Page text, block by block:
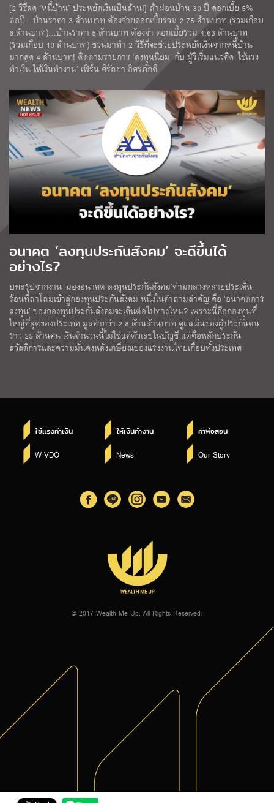
[2 วิธีลด “หนี้บ้าน” ประหยัดเงินเป็นล้าน!] ถ้าผ่อนบ้าน 30 ปี ดอกเบี้ย 5%
ต่อปี…บ้านราคา 3 ล้านบาท ต้องจ่ายดอกเบี้ยรวม 2.75 ล้านบาท (รวมเกือบ
6 ล้านบาท)…บ้านราคา 5 ล้านบาท ต้องจ่า ดอกเบี้ยรวม 4.63 ล้านบาท
(รวมเกือบ 10 ล้านบาท) ชวนมาทำ 2 วิธีที่จะช่วยประหยัดเงินจากหนี้บ้าน
มากสุด 4 ล้านบาท! ติดตามรายการ ‘ลงทุนนิยม’ กับ ผู้ริเริ่มแนวคิด ‘ใช้แรง
ทำเงิน ให้เงินทำงาน’ เฟิร์น ศิรัถยา อิศรภักดี
อนาคต ‘ลงทุนประกันสังคม’ จะดีขึ้นได้
อย่างไร?
บทสรุปจากงาน ‘มองอนาคต ลงทุนประกันสังคม’ท่ามกลางหลายประเด็น
ร้อนที่ถาโถมเข้าสู่กองทุนประกันสังคม หนึ่งในคำถามสำคัญ คือ ‘อนาคตการ
ลงทุน’ ของกองทุนประกันสังคมจะเดินต่อไปทางไหน? เพราะนี่คือกองทุนที่
ใหญ่ที่สุดของประเทศ มูลค่ากว่า 2.8 ล้านล้านบาท ดูแลเงินของผู้ประกันตน
ราว 25 ล้านคน เงินจำนวนนี้ไม่ใช่แค่ตัวเลขในบัญชี แต่คือหลักประกัน
สวัสดิการและความมั่นคงหลังเกษียณของแรงงานไทยเกือบทั้งประเทศ
ใช้แรงทำเงิน ให้เงินทำงาน คำพ่อสอน
W VDO News Our Story
© 2017 Wealth Me Up. All Rights Reserved.